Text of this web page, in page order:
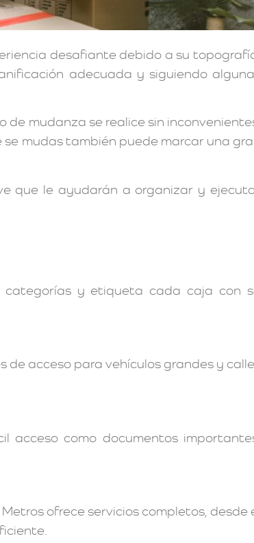
desafiante debido a su
adecuada y siguiendo
mudanza se realice sin
mudas también puede marcar una
que le ayudarán a organizar y
categorías y etiqueta cada caja con
acceso para vehículos grandes y
acceso como documentos
ofrece servicios completos, desde